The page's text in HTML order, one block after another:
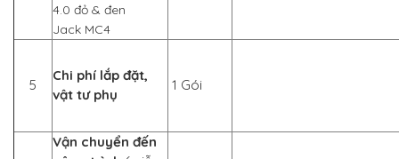
4.0 đỏ & đen
Jack MC4
5
Chi phí lắp đặt,
vật tư phụ
1 Gói
Vận chuyển đến